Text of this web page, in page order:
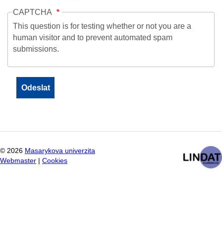
CAPTCHA
This question is for testing whether or not you are a
human visitor and to prevent automated spam
submissions.
© 2026 Masarykova univerzita
Webmaster
Cookies